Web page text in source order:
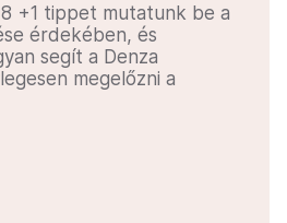
+1 tippet mutatunk be a
érdekében, és
segít a Denza
megelőzni a